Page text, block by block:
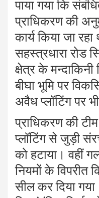
पाया गया कि
प्राधिकरण की
कार्य किया जा
सहस्त्रधारा रोड
क्षेत्र के
बीघा भूमि पर
अवैध प्लॉटिंग पर
प्राधिकरण की
प्लॉटिंग से जुड़ी
को हटाया। वहीं
नियमों के विपरीत
सील कर दिया